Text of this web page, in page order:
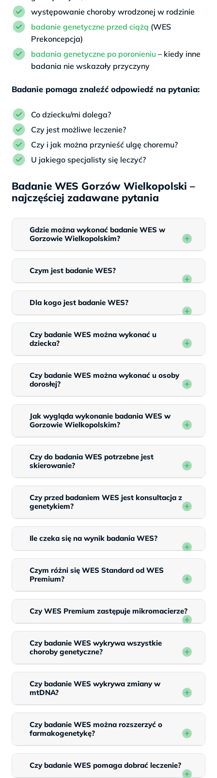
występowanie choroby wrodzonej w rodzinie
badanie genetyczne przed ciążą (WES
Prekoncepcja)
badania genetyczne po poronieniu – kiedy inne
badania nie wskazały przyczyny
Badanie pomaga znaleźć odpowiedź na pytania:
Co dziecku/mi dolega?
Czy jest możliwe leczenie?
Czy i jak można przynieść ulgę choremu?
U jakiego specjalisty się leczyć?
Badanie WES Gorzów Wielkopolski –
najczęściej zadawane pytania
Gdzie można wykonać badanie WES w
Gorzowie Wielkopolskim?
Czym jest badanie WES?
Dla kogo jest badanie WES?
Czy badanie WES można wykonać u
dziecka?
Czy badanie WES można wykonać u osoby
dorosłej?
Jak wygląda wykonanie badania WES w
Gorzowie Wielkopolskim?
Czy do badania WES potrzebne jest
skierowanie?
Czy przed badaniem WES jest konsultacja z
genetykiem?
Ile czeka się na wynik badania WES?
Czym różni się WES Standard od WES
Premium?
Czy WES Premium zastępuje mikromacierze?
Czy badanie WES wykrywa wszystkie
choroby genetyczne?
Czy badanie WES wykrywa zmiany w
mtDNA?
Czy badanie WES można rozszerzyć o
farmakogenetykę?
Czy badanie WES pomaga dobrać leczenie?